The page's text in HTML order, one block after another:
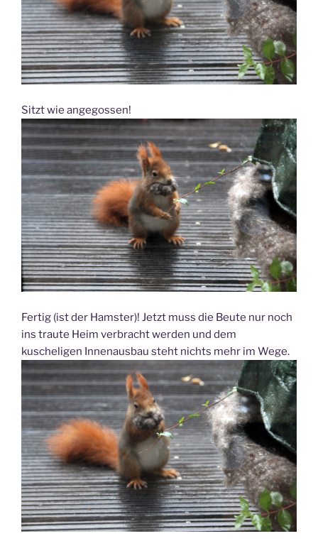
Sitzt wie angegossen!
Fertig (ist der Hamster)! Jetzt muss die Beute nur noch
ins traute Heim verbracht werden und dem
kuscheligen Innenausbau steht nichts mehr im Wege.